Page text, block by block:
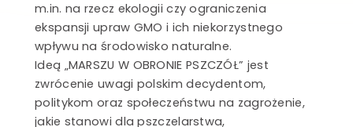
m.in. na rzecz ekologii czy ograniczenia
ekspansji upraw GMO i ich niekorzystnego
wpływu na środowisko naturalne.
Ideą „MARSZU W OBRONIE PSZCZÓŁ” jest
zwrócenie uwagi polskim decydentom,
politykom oraz społeczeństwu na zagrożenie,
jakie stanowi dla pszczelarstwa,